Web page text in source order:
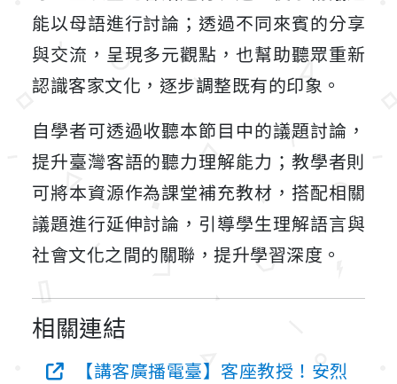
能以母語進行討論；透過不同來賓的分享
與交流，呈現多元觀點，也幫助聽眾重新
認識客家文化，逐步調整既有的印象。
自學者可透過收聽本節目中的議題討論，
提升臺灣客語的聽力理解能力；教學者則
可將本資源作為課堂補充教材，搭配相關
議題進行延伸討論，引導學生理解語言與
社會文化之間的關聯，提升學習深度。
相關連結
【講客廣播電臺】客座教授！安烈